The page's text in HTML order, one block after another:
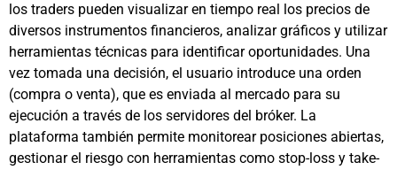
los traders pueden visualizar en tiempo real los precios de
diversos instrumentos financieros, analizar gráficos y utilizar
herramientas técnicas para identificar oportunidades. Una
vez tomada una decisión, el usuario introduce una orden
(compra o venta), que es enviada al mercado para su
ejecución a través de los servidores del bróker. La
plataforma también permite monitorear posiciones abiertas,
gestionar el riesgo con herramientas como stop-loss y take-